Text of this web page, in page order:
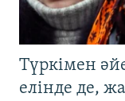
Түркімен
елінде де,